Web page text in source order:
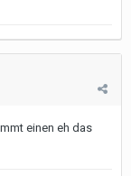
einen eh das